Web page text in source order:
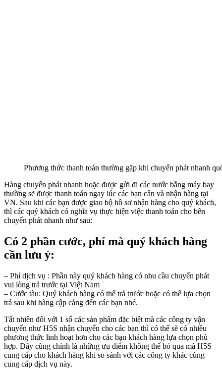
Phương thức thanh toán thường gặp khi chuyển phát nhanh
Hàng chuyển phát nhanh hoặc được gửi đi các nước bằng máy bay
thường sẽ được thanh toán ngay lúc các bạn cân và nhận hàng tại
VN. Sau khi các bạn được giao bộ hồ sơ nhận hàng cho quý khách,
thì các quý khách có nghĩa vụ thực hiện việc thanh toán cho bên
chuyển phát nhanh như sau:
Có 2 phần cước, phí mà quý khách hàng
cần lưu ý:
– Phí dịch vụ : Phần này quý khách hàng có nhu cầu chuyển phát
vui lòng trả trước tại Việt Nam
– Cước tàu: Quý khách hàng có thể trả trước hoặc có thể lựa chọn
trả sau khi hàng cập cảng đến các bạn nhé.
Tất nhiên đối với 1 số các sản phẩm đặc biệt mà các công ty vận
chuyển như H5S nhận chuyển cho các bạn thì có thể sẽ có nhiều
phương thức linh hoạt hơn cho các bạn khách hàng lựa chọn phù
hợp. Đây cũng chính là những ưu điểm không thể bỏ qua mà H5S
cung cấp cho khách hàng khi so sánh với các công ty khác cùng
cung cấp dịch vụ này.